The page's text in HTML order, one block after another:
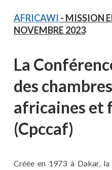
AFRICAWI - MISSION
NOVEMBRE 2023
La
des
africaines et
(Cpccaf)
Créée en 1973 à Dakar,